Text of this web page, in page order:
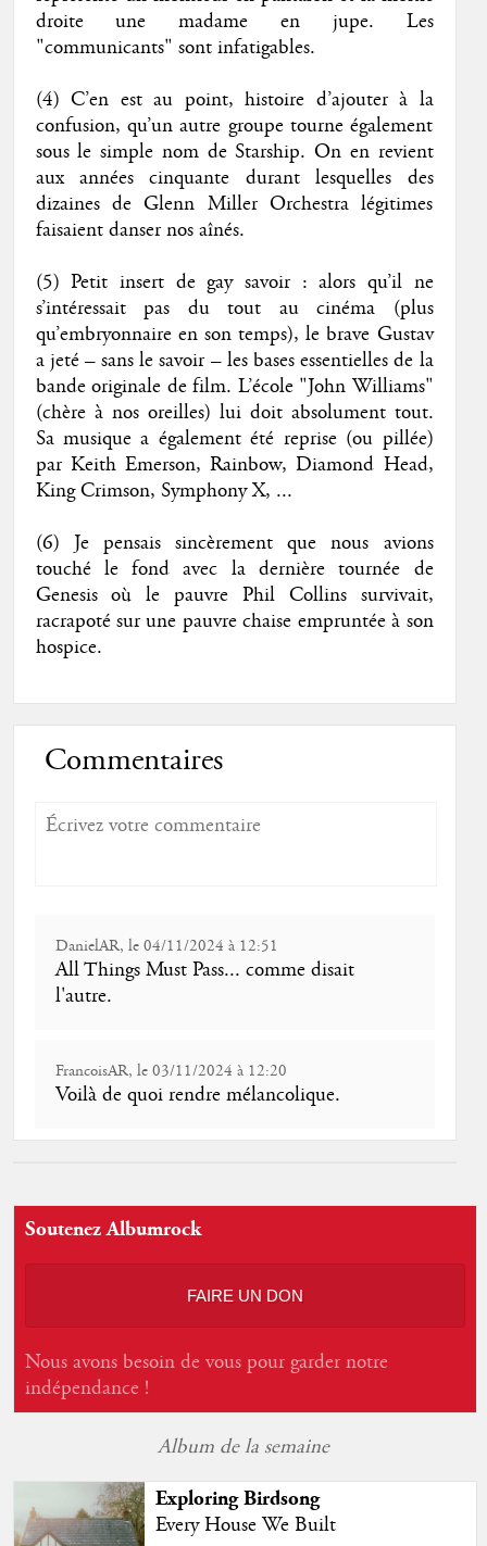
droite une madame en jupe. Les
"communicants" sont infatigables.
(4) C’en est au point, histoire d’ajouter à la
confusion, qu’un autre groupe tourne également
sous le simple nom de Starship. On en revient
aux années cinquante durant lesquelles des
dizaines de Glenn Miller Orchestra légitimes
faisaient danser nos aînés.
(5) Petit insert de gay savoir : alors qu’il ne
s’intéressait pas du tout au cinéma (plus
qu’embryonnaire en son temps), le brave Gustav
a jeté – sans le savoir – les bases essentielles de la
bande originale de film. L’école "John Williams"
(chère à nos oreilles) lui doit absolument tout.
Sa musique a également été reprise (ou pillée)
par Keith Emerson, Rainbow, Diamond Head,
King Crimson, Symphony X, ...
(6) Je pensais sincèrement que nous avions
touché le fond avec la dernière tournée de
Genesis où le pauvre Phil Collins survivait,
racrapoté sur une pauvre chaise empruntée à son
hospice.
Commentaires
DanielAR, le 04/11/2024 à 12:51
All Things Must Pass... comme disait
l'autre.
FrancoisAR, le 03/11/2024 à 12:20
Voilà de quoi rendre mélancolique.
Soutenez Albumrock
FAIRE UN DON
Nous avons besoin de vous pour garder notre
indépendance !
Album de la semaine
Exploring Birdsong
Every House We Built